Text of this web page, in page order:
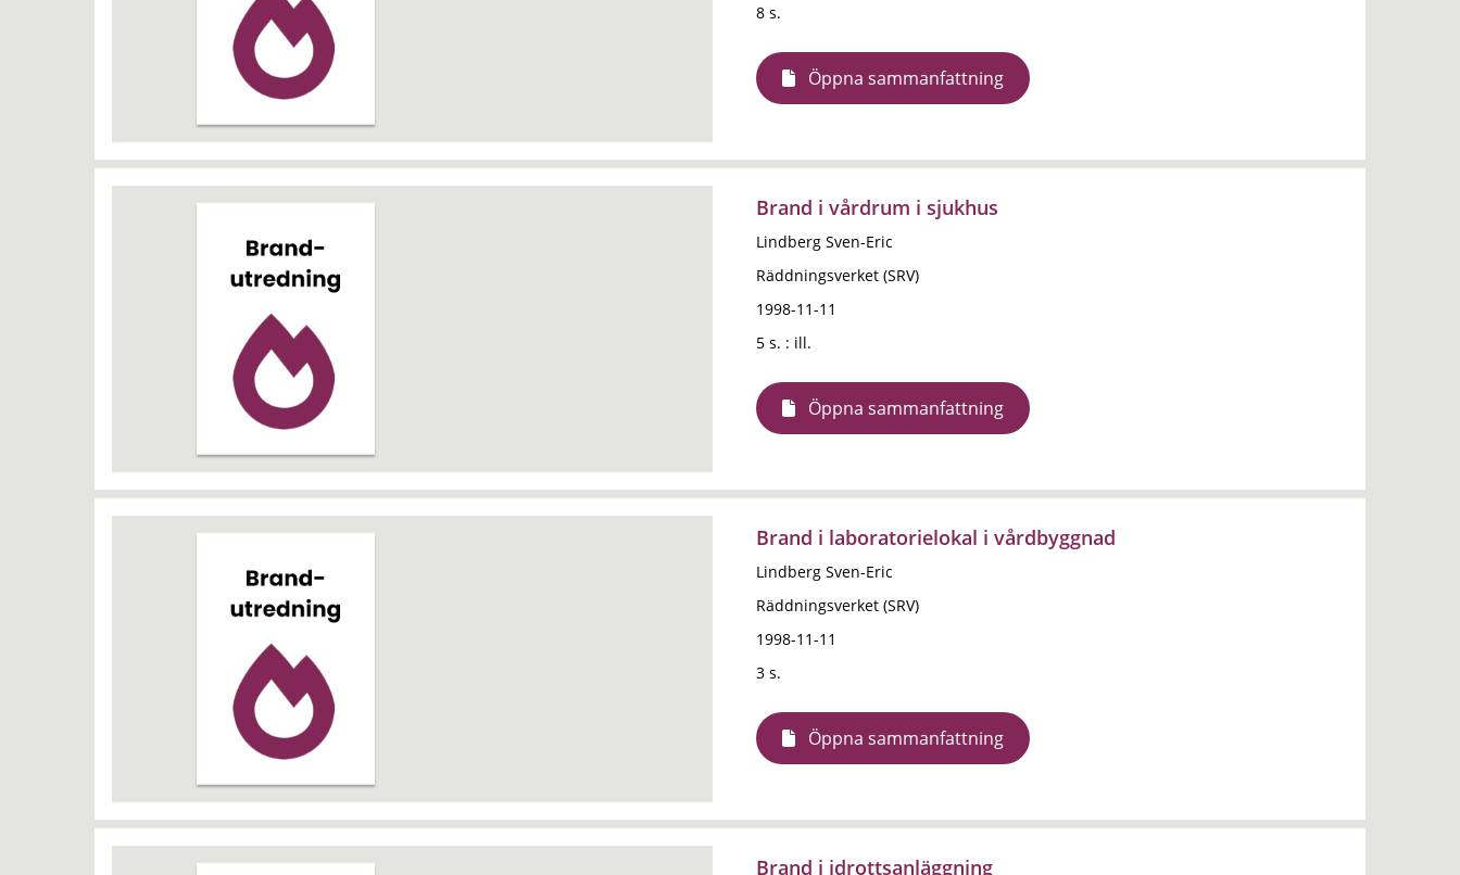
8 s.
Öppna sammanfattning
Brand i vårdrum i sjukhus
Lindberg Sven-Eric
Räddningsverket (SRV)
1998-11-11
5 s. : ill.
Öppna sammanfattning
Brand i laboratorielokal i vårdbyggnad
Lindberg Sven-Eric
Räddningsverket (SRV)
1998-11-11
3 s.
Öppna sammanfattning
Brand i idrottsanläggning